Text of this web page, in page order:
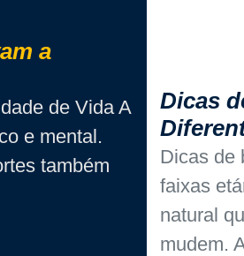
a
de Vida A
e mental.
também
Dicas
Dicas de
faixas
natural
mudem.